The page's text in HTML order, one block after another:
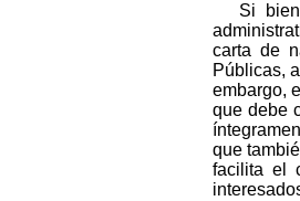
Si
carta de
Públicas,
embargo,
que debe
que
facilita el